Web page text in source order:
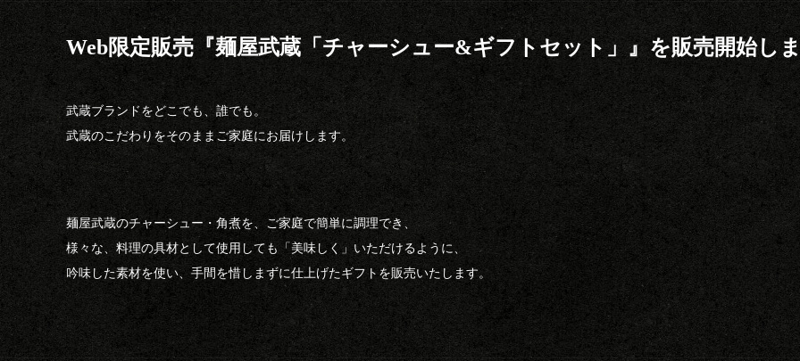
Web限定販売『麺屋武蔵「チャーシュー&ギフトセット」』を販売開始し
武蔵ブランドをどこでも、誰でも。
武蔵のこだわりをそのままご家庭にお届けします。
麺屋武蔵のチャーシュー・角煮を、ご家庭で簡単に調理でき、
様々な、料理の具材として使用しても「美味しく」いただけるように、
吟味した素材を使い、手間を惜しまずに仕上げたギフトを販売いたします。